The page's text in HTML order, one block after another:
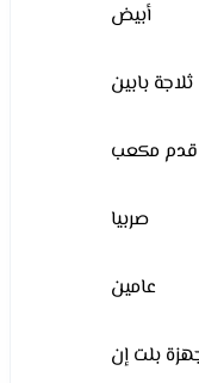
أبيض
ثلاجة بابين
صربيا
عامين
بلت إن